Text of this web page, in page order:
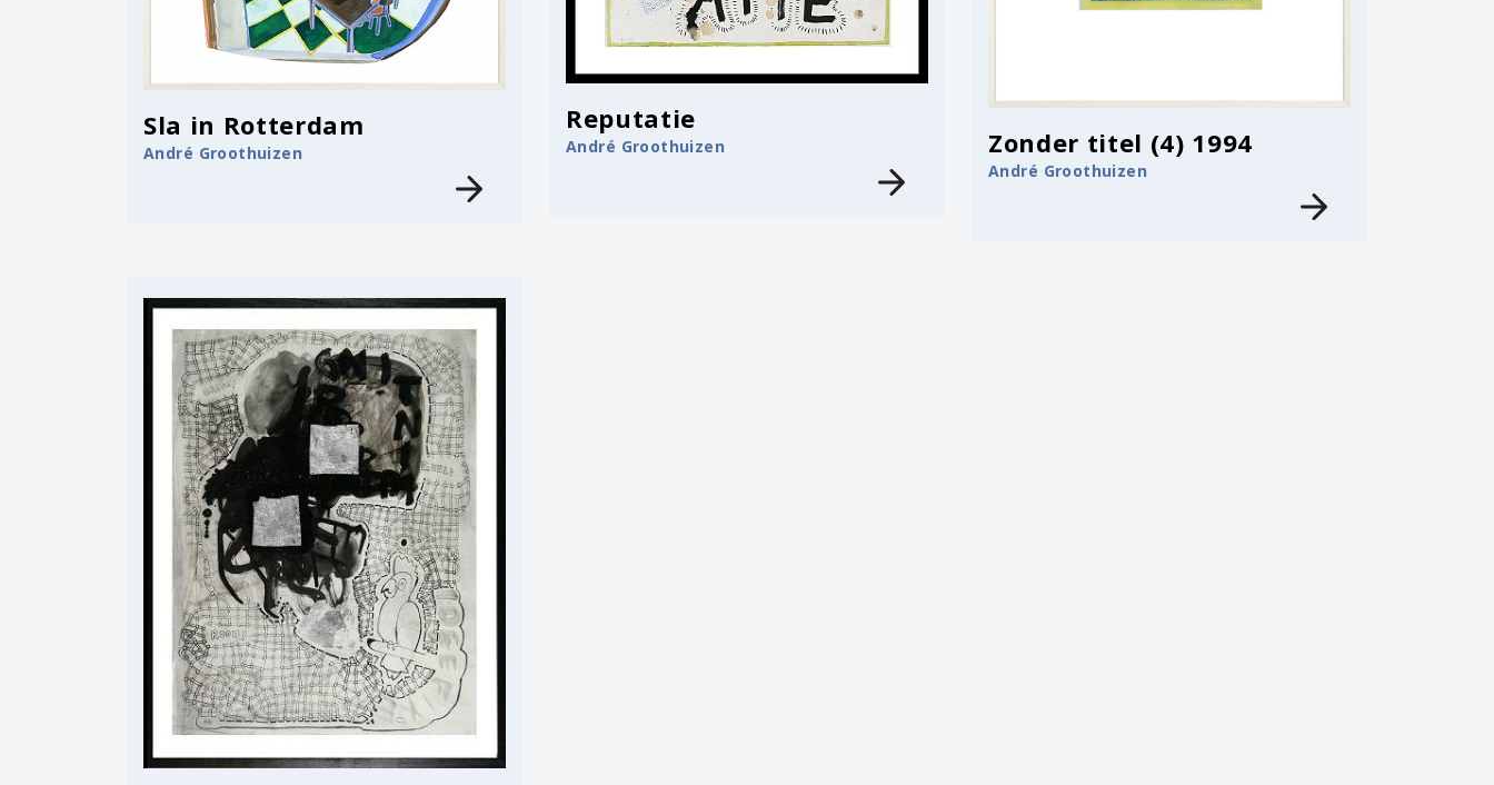
Sla in Rotterdam
André Groothuizen
Reputatie
André Groothuizen Zonder titel (4) 1994
André Groothuizen